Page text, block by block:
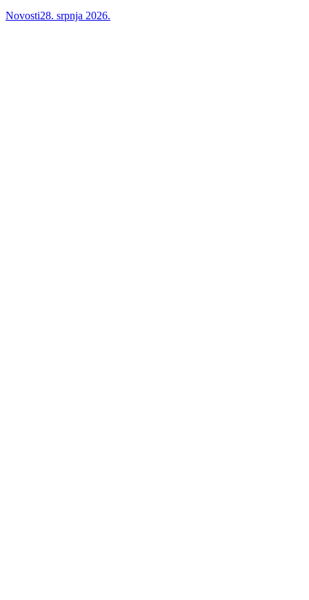
Novosti28. srpnja 2026.